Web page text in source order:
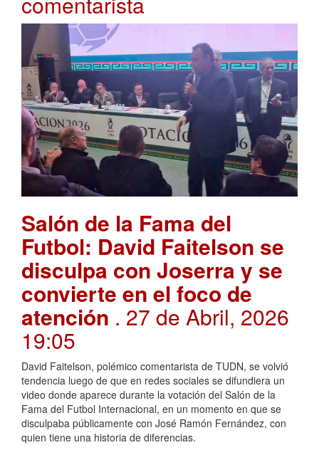
Salón de la Fama del
Futbol: David Faitelson se
disculpa con Joserra y se
convierte en el foco de
atención . 27 de Abril, 2026
19:05
David Faitelson, polémico comentarista de TUDN, se volvió
tendencia luego de que en redes sociales se difundiera un
video donde aparece durante la votación del Salón de la
Fama del Futbol Internacional, en un momento en que se
disculpaba públicamente con José Ramón Fernández, con
quien tiene una historia de diferencias.